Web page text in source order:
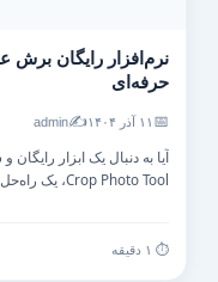
حرفه‌ای
۱۱ آذر ۱۴۰۴ ✍️
admin
آیا به دنبال یک ابزار رایگان
Crop Photo Tool، یک راه‌حل حرفه‌ای...